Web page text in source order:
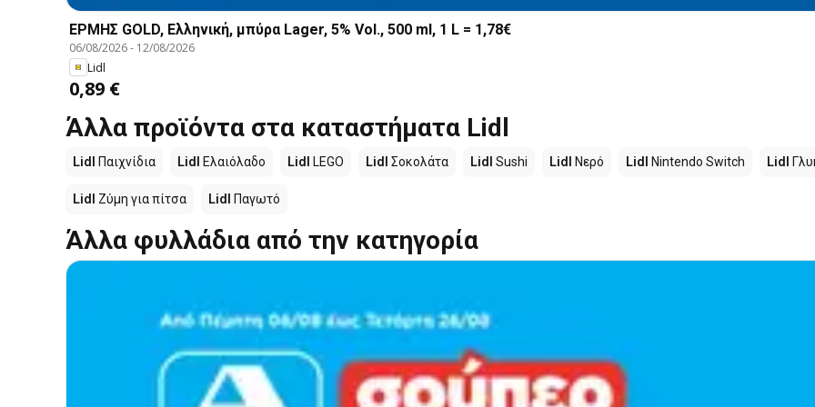
ΕΡΜΗΣ GOLD, Ελληνική, μπύρα Lager, 5% Vol., 500 ml, 1 L = 1,78€
06/08/2026- 12/08/2026
Lidl
0,89 €
Άλλα προϊόντα στα καταστήματα Lidl
Lidl Παιχνίδια Lidl Ελαιόλαδο Lidl LEGO Lidl Σοκολάτα Lidl Sushi Lidl Νερό Lidl Nintendo Switch Lidl
Lidl Ζύμη για πίτσα Lidl Παγωτό
Άλλα φυλλάδια από την κατηγορία